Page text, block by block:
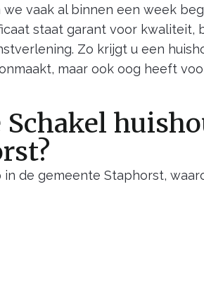
vaak al binnen een week
staat garant voor kwaliteit,
Zo krijgt u een
maar ook oog heeft
Schakel
de gemeente Staphorst,